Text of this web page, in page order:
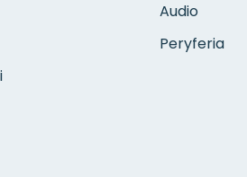
Audio
Peryferia